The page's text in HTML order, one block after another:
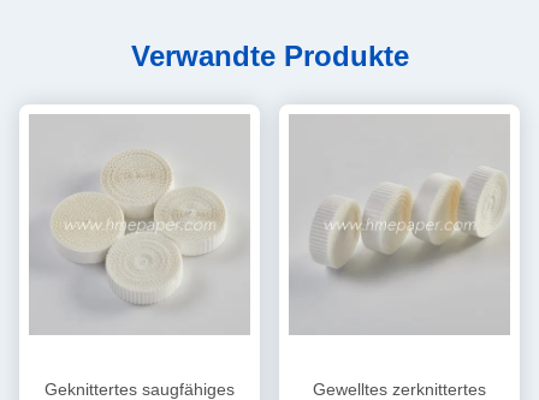
Verwandte Produkte
Geknittertes saugfähiges
Gewelltes zerknittertes